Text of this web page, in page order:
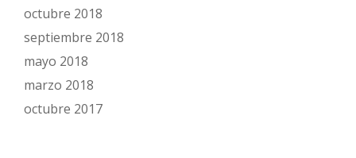
octubre 2018
septiembre 2018
mayo 2018
marzo 2018
octubre 2017